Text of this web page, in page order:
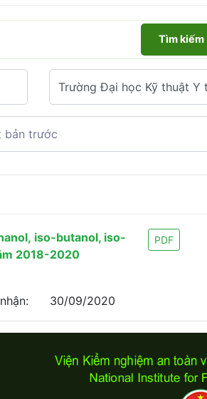
Tìm kiếm
iso-butanol, iso-
2018-2020
PDF
30/09/2020